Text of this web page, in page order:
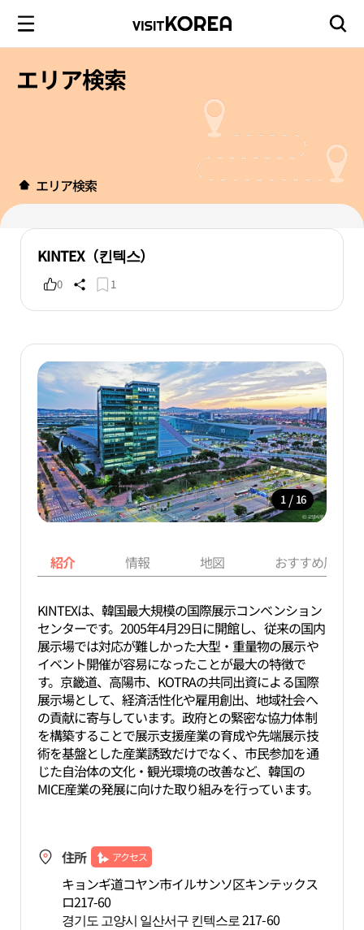
エリア検索
エリア検索
KINTEX（킨텍스）
0 1
1 / 16
紹介 情報 地図 おすすめ周辺
KINTEXは、韓国最大規模の国際展示コンベンション
センターです。2005年4月29日に開館し、従来の国内
展示場では対応が難しかった大型・重量物の展示や
イベント開催が容易になったことが最大の特徴で
す。京畿道、高陽市、KOTRAの共同出資による国際
展示場として、経済活性化や雇用創出、地域社会へ
の貢献に寄与しています。政府との緊密な協力体制
を構築することで展示支援産業の育成や先端展示技
術を基盤とした産業誘致だけでなく、市民参加を通
じた自治体の文化・観光環境の改善など、韓国の
MICE産業の発展に向けた取り組みを行っています。
住所 アクセス
キョンギ道コヤン市イルサンソ区キンテックス
ロ217-60
경기도 고양시 일산서구 킨텍스로 217-60